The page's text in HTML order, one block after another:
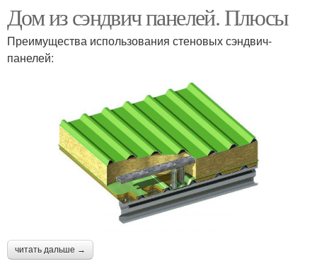
Дом из сэндвич панелей. Плюсы
Преимущества использования стеновых сэндвич-
панелей:
читать дальше →